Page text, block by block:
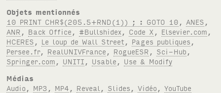
Objets mentionnés
10 PRINT CHR$(205.5+RND(1)) ; : GOTO 10
ANES
ANR
Back Office #Bullshidex Code X Elsevier.com
HCERES
Le loup de Wall Street Pages publiques
Persee.fr, RealUNIVFrance RogueESR Sci-Hub
Springer.com
UNITI Usable
Use & Modify
Médias
Audio
MP3 MP4 Reveal Slides ,Vidéo ,YouTube